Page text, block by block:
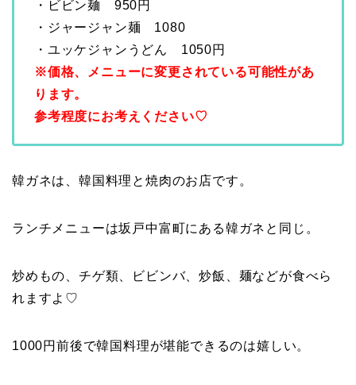
・ビビン麺 950円
・ジャージャン麺 1080
・ユッケジャンうどん 1050円
※価格、メニューに変更されている可能性があ
ります。
参考程度にお考えください♡
韓ガネは、韓国料理と焼肉のお店です。
ランチメニューは坂戸中富町にある韓ガネと同じ。
炒めもの、チゲ類、ビビンバ、炒飯、麺などが食べら
れますよ♡
1000円前後で韓国料理が堪能できるのは嬉しい。